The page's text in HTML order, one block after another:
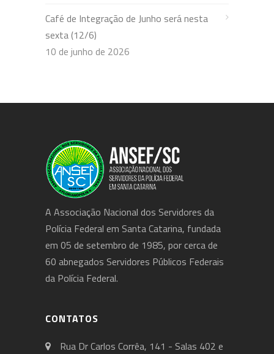
Café de Integração de Junho será nesta
sexta (12/6)
10 de junho de 2026
A Associação Nacional dos Servidores da
Polícia Federal em Santa Catarina, fundada
em 05 de setembro de 1985, por cerca de
60 abnegados Servidores Públicos Federais
da Polícia Federal.
CONTATOS
Rua Dr Carlos Corrêa, 141 - Salas 402 e